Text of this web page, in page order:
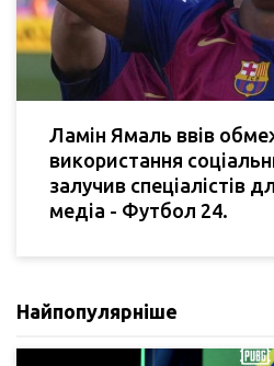
Ламін Ямаль ввів
використання
залучив спеціалістів
медіа - Футбол 24.
Найпопулярніше